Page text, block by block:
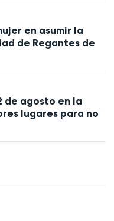
en asumir la
de Regantes de
de agosto en la
lugares para no